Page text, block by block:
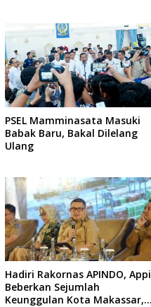
PSEL Mamminasata Masuki
Babak Baru, Bakal Dilelang
Ulang
Hadiri Rakornas APINDO, Appi
Beberkan Sejumlah
Keunggulan Kota Makassar,